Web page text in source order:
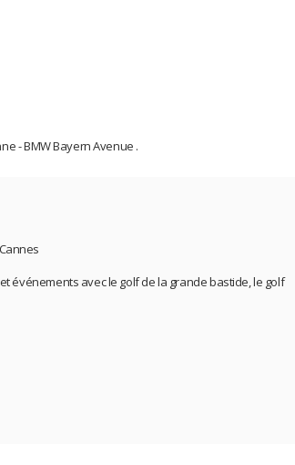
- BMW Bayern Avenue .
événements avec le golf de la grande bastide, le golf